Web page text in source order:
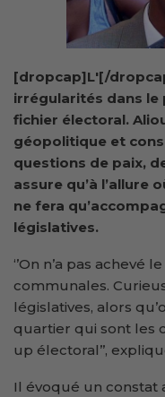
[dropcap]L'[/
irrégularités dans le
fichier électoral.
géopolitique et
questions de paix,
assure qu’à l’allure
ne fera
législatives.
‘’On n’a pas achevé
communales.
législatives, alors
quartier qui sont les
up électoral’’,
Il évoqué un constat